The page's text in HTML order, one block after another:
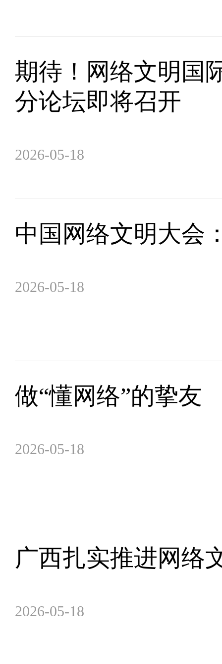
期待！网络文明国
分论坛即将召开
2026-05-18
中国网络文明大会
2026-05-18
做“懂网络”的挚友
2026-05-18
广西扎实推进网络
2026-05-18